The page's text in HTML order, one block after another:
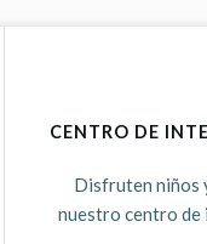
CENTRO DE
Disfruten niños
nuestro centro